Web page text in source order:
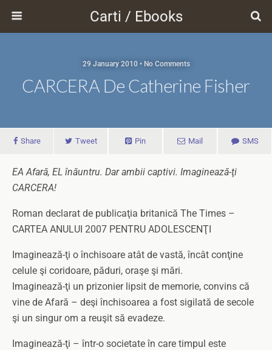
Carti / Ebooks
29 January 2010 • No Comments
CARCERA De Catherine Fisher
Share Tweet Pin Mail SMS
EA Afară, EL înăuntru. Dar ambii captivi. Imaginează-ţi
CARCERA!
Roman declarat de publicaţia britanică The Times –
CARTEA ANULUI 2007 PENTRU ADOLESCENŢI
Imaginează-ţi o închisoare atât de vastă, încât conţine
celule şi coridoare, păduri, oraşe şi mări.
Imaginează-ţi un prizonier lipsit de memorie, convins că
vine de Afară – deşi închisoarea a fost sigilată de secole
şi un singur om a reuşit să evadeze.
Imaginează-ţi – într-o societate în care timpul este